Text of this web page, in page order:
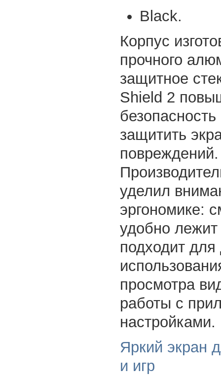
Black.
Корпус
прочного
защитное
Shield 2
защитить
повреждений.
уделил
эргономике:
удобно лежит
подходит для
просмотра
работы с
настройками.
Яркий экран
и игр